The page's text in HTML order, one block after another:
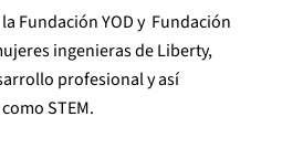
Fundación YOD y Fundación
ingenieras de Liberty,
profesional y así
STEM.